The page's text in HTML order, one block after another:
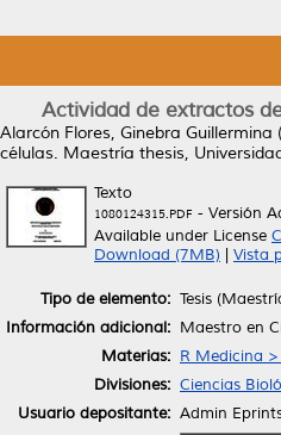
Actividad de extractos
Alarcón Flores, Ginebra Guillermina
células. Maestría thesis,
Texto
1080124315.PDF - Versión
Available under License
Download (7MB)
Vista
Tipo de elemento: Tesis
Información adicional: Maestro en
Materias: R Medicina
Divisiones: Ciencias
Usuario depositante: Admin